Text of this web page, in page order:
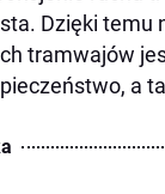
Dzięki temu
tramwajów
a